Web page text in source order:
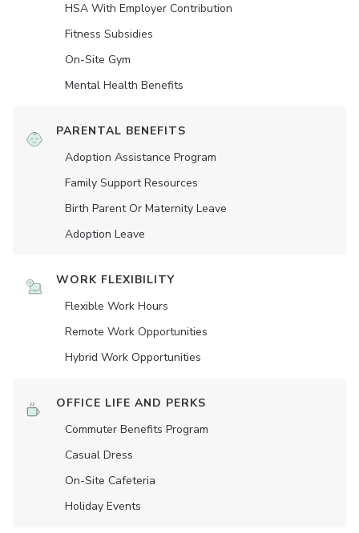
HSA With Employer Contribution
Fitness Subsidies
On-Site Gym
Mental Health Benefits
PARENTAL BENEFITS
Adoption Assistance Program
Family Support Resources
Birth Parent Or Maternity Leave
Adoption Leave
WORK FLEXIBILITY
Flexible Work Hours
Remote Work Opportunities
Hybrid Work Opportunities
OFFICE LIFE AND PERKS
Commuter Benefits Program
Casual Dress
On-Site Cafeteria
Holiday Events